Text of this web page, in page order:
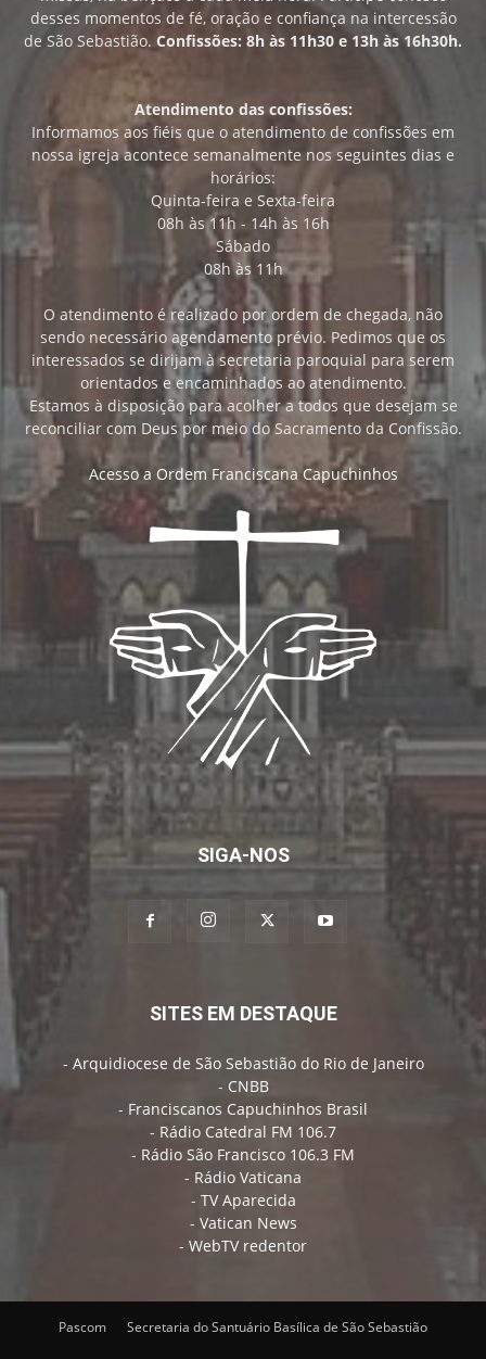
desses momentos de fé, oração e confiança na intercessão
de São Sebastião. Confissões: 8h às 11h30 e 13h às 16h30h.
Atendimento das confissões:
Informamos aos fiéis que o atendimento de confissões em
nossa igreja acontece semanalmente nos seguintes dias e
horários:
Quinta-feira e Sexta-feira
08h às 11h - 14h às 16h
Sábado
08h às 11h
O atendimento é realizado por ordem de chegada, não
sendo necessário agendamento prévio. Pedimos que os
interessados se dirijam à secretaria paroquial para serem
orientados e encaminhados ao atendimento.
Estamos à disposição para acolher a todos que desejam se
reconciliar com Deus por meio do Sacramento da Confissão.
Acesso a Ordem Franciscana Capuchinhos
SIGA-NOS
SITES EM DESTAQUE
- Arquidiocese de São Sebastião do Rio de Janeiro
- CNBB
- Franciscanos Capuchinhos Brasil
- Rádio Catedral FM 106.7
- Rádio São Francisco 106.3 FM
- Rádio Vaticana
- TV Aparecida
- Vatican News
- WebTV redentor
Pascom Secretaria do Santuário Basílica de São Sebastião